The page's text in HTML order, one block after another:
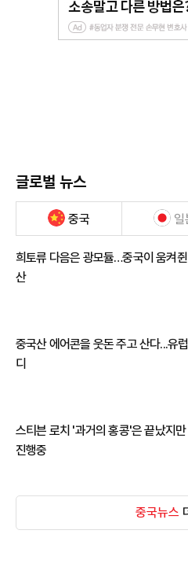
글로벌 뉴스
중국 일
희토류 다음은 광모듈…중국이 움켜
산
중국산 에어콘을 웃돈 주고 산다...유
디
스티븐 로치 '과거의 홍콩'은 끝났지
진행중
중국뉴스